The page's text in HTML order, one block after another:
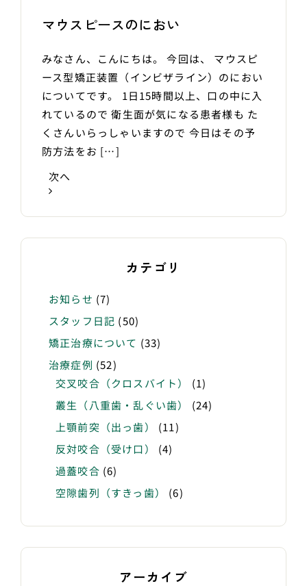
マウスピースのにおい
みなさん、こんにちは。 今回は、 マウスピ
ース型矯正装置（インビザライン）のにおい
についてです。 1日15時間以上、口の中に入
れているので 衛生面が気になる患者様も た
くさんいらっしゃいますので 今日はその予
防方法をお […]
次へ
カテゴリ
お知らせ (7)
スタッフ日記 (50)
矯正治療について (33)
治療症例 (52)
交叉咬合（クロスバイト）
(1)
叢生（八重歯・乱ぐい歯）
(24)
上顎前突（出っ歯）
(11)
反対咬合（受け口）
(4)
過蓋咬合 (6)
空隙歯列（すきっ歯）
(6)
アーカイブ